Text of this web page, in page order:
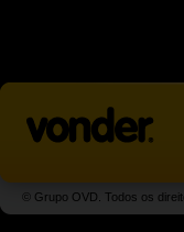
© Grupo OVD. Todos os